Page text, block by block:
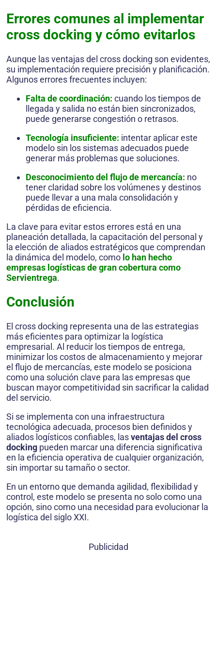
Errores comunes al implementar
cross docking y cómo evitarlos
Aunque las ventajas del cross docking son evidentes,
su implementación requiere precisión y planificación.
Algunos errores frecuentes incluyen:
Falta de coordinación: cuando los tiempos de
llegada y salida no están bien sincronizados,
puede generarse congestión o retrasos.
Tecnología insuficiente: intentar aplicar este
modelo sin los sistemas adecuados puede
generar más problemas que soluciones.
Desconocimiento del flujo de mercancía: no
tener claridad sobre los volúmenes y destinos
puede llevar a una mala consolidación y
pérdidas de eficiencia.
La clave para evitar estos errores está en una
planeación detallada, la capacitación del personal y
la elección de aliados estratégicos que comprendan
la dinámica del modelo, como lo han hecho
empresas logísticas de gran cobertura como
Servientrega.
Conclusión
El cross docking representa una de las estrategias
más eficientes para optimizar la logística
empresarial. Al reducir los tiempos de entrega,
minimizar los costos de almacenamiento y mejorar
el flujo de mercancías, este modelo se posiciona
como una solución clave para las empresas que
buscan mayor competitividad sin sacrificar la calidad
del servicio.
Si se implementa con una infraestructura
tecnológica adecuada, procesos bien definidos y
aliados logísticos confiables, lasventajas del cross
docking pueden marcar una diferencia significativa
en la eficiencia operativa de cualquier organización,
sin importar su tamaño o sector.
En un entorno que demanda agilidad, flexibilidad y
control, este modelo se presenta no solo como una
opción, sino como una necesidad para evolucionar la
logística del siglo XXI.
Publicidad